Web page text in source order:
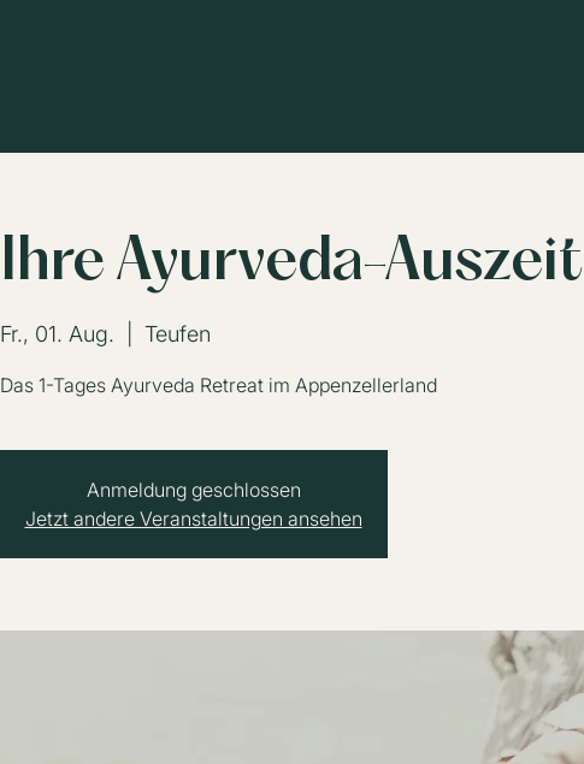
Ihre Ayurveda-Auszeit
Fr., 01. Aug. Teufen
Das 1-Tages Ayurveda Retreat im Appenzellerland
Anmeldung geschlossen
Jetzt andere Veranstaltungen ansehen